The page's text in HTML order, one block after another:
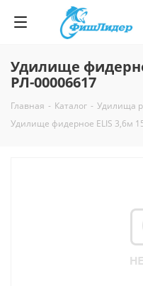
Удилище
РЛ-00006617
Главная - Каталог - Удилища
Удилище фидерное ELIS 3,6м